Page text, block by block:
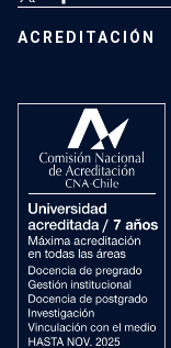
ACREDITACIÓN